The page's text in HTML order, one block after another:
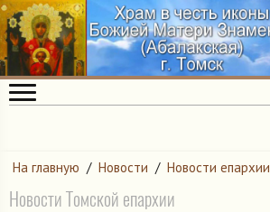
На главную / Новости / Новости епархии
Новости Томской епархии